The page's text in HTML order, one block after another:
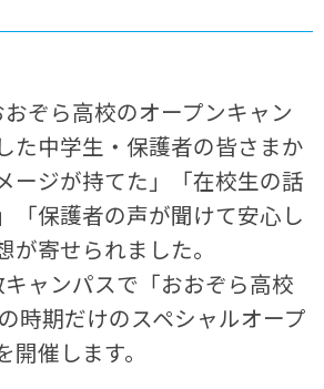
ぞら高校のオープンキャン
た中学生・保護者の皆さまか
ージが持てた」「在校生の話
「保護者の声が聞けて安心し
が寄せられました。
ャンパスで「おおぞら高校
時期だけのスペシャルオープ
催します。